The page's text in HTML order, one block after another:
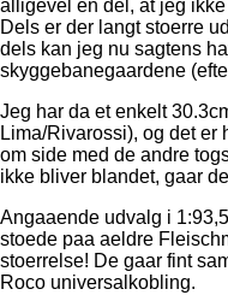
alligevel en del, at jeg
Dels er der langt stoerre
dels kan jeg nu sagtens
skyggebanegaardene
Jeg har da et enkelt
Lima/Rivarossi), og det er
om side med de andre
ikke bliver blandet, gaar
Angaaende udvalg i
stoede paa aeldre
stoerrelse! De gaar fint
Roco universalkobling.